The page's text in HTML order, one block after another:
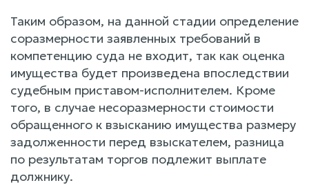
Таким образом, на данной стадии определение
соразмерности заявленных требований в
компетенцию суда не входит, так как оценка
имущества будет произведена впоследствии
судебным приставом-исполнителем. Кроме
того, в случае несоразмерности стоимости
обращенного к взысканию имущества размеру
задолженности перед взыскателем, разница
по результатам торгов подлежит выплате
должнику.